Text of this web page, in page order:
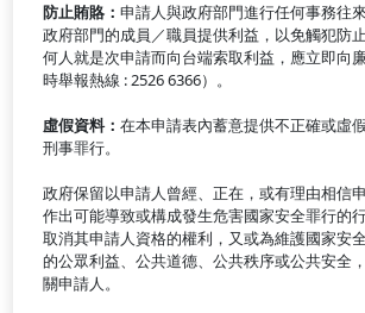
防止賄賂： 申請人與政府部門進行任何事務往
政府部門的成員／職員提供利益，以免觸犯防
何人就是次申請而向台端索取利益，應立即向
時舉報熱線 : 2526 6366）。
虛假資料： 在本申請表內蓄意提供不正確或虛
刑事罪行。
政府保留以申請人曾經、正在，或有理由相信
作出可能導致或構成發生危害國家安全罪行的
取消其申請人資格的權利，又或為維護國家安
的公眾利益、公共道德、公共秩序或公共安全
關申請人。